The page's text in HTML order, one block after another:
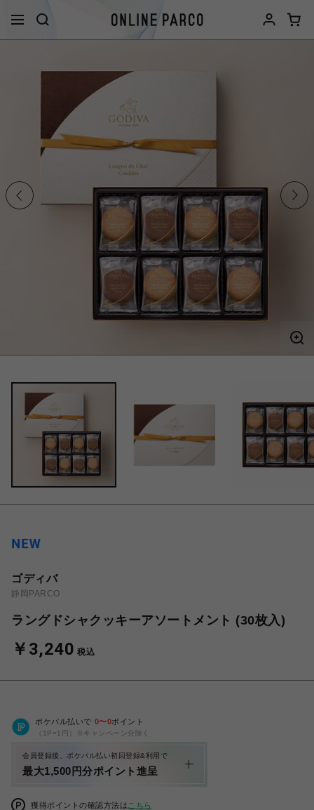
ゴディバ
静岡PARCO
ラングドシャクッキーアソートメント (30枚入)
￥3,240 税込
ポケパル払いで 0〜0ポイント
（1P=1円）※キャンペーン分除く
会員登録後、ポケパル払い初回登録&利用で
最大1,500円分ポイント進呈
獲得ポイントの確認方法は こちら